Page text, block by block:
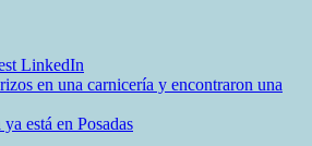
LinkedIn
en una carnicería y encontraron una
está en Posadas